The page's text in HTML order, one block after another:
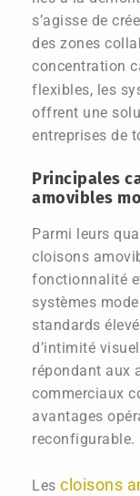
s’agisse de
des zones
concentration
flexibles, les
offrent une
entreprises de
Principales
amovibles
Parmi leurs
cloisons
fonctionnalité
systèmes
standards
d’intimité
répondant aux
commerciaux
avantages
reconfigurable.
Les cloisons